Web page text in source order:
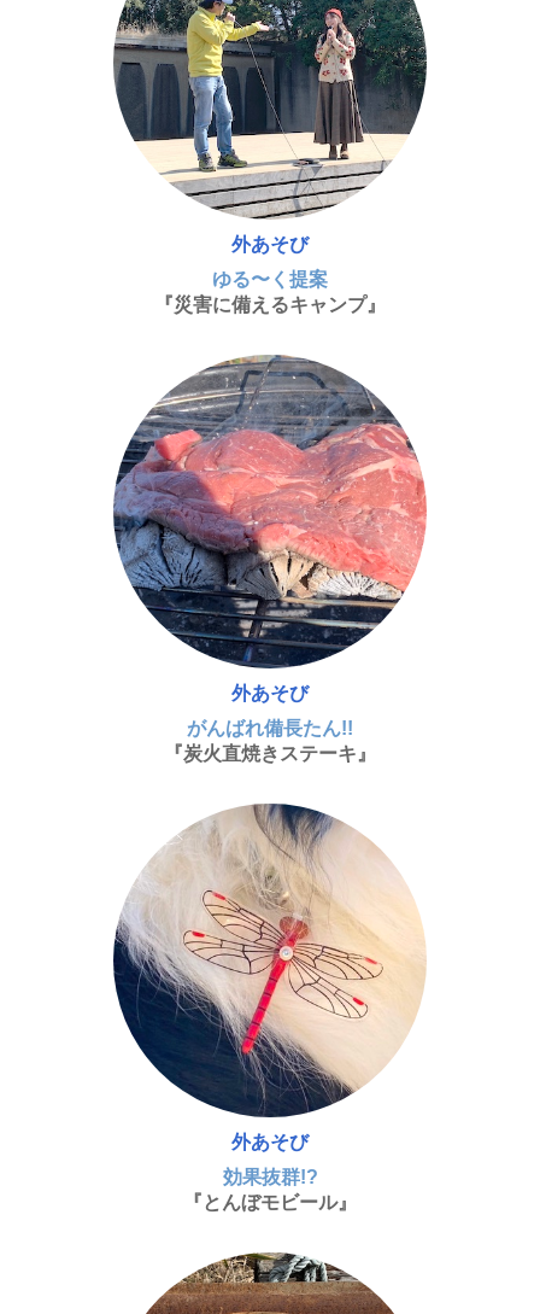
外あそび
ゆる〜く提案
『災害に備えるキャンプ』
外あそび
がんばれ備長たん!!
『炭火直焼きステーキ』
外あそび
効果抜群!?
『とんぼモビール』